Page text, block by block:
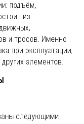
подъём,
из
и тросов. Именно
при эксплуатации,
элементов.
следующими